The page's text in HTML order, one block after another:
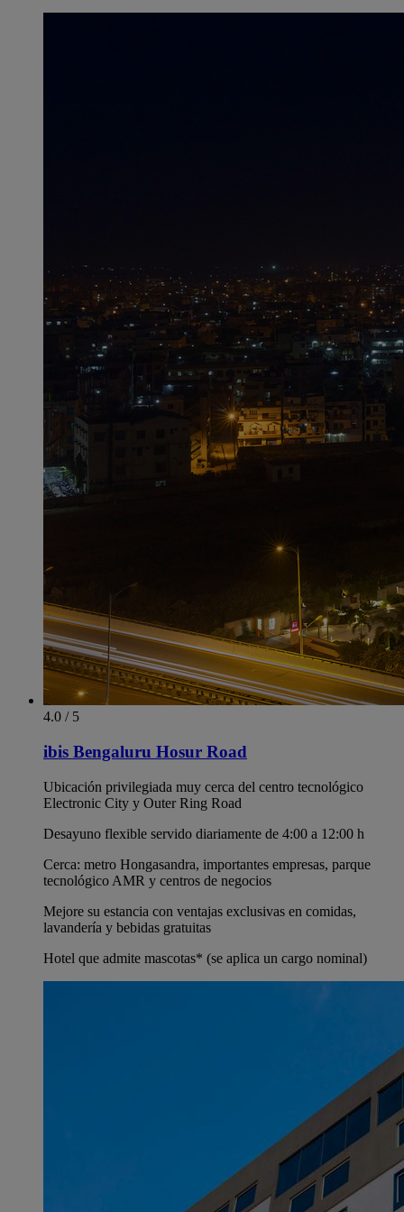
4.0 / 5
ibis Bengaluru Hosur Road
Ubicación privilegiada muy cerca del centro tecnológico
Electronic City y Outer Ring Road
Desayuno flexible servido diariamente de 4:00 a 12:00 h
Cerca: metro Hongasandra, importantes empresas, parque
tecnológico AMR y centros de negocios
Mejore su estancia con ventajas exclusivas en comidas,
lavandería y bebidas gratuitas
Hotel que admite mascotas* (se aplica un cargo nominal)